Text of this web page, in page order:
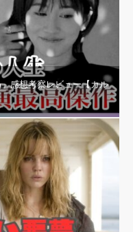
感想考察レビュー【カル